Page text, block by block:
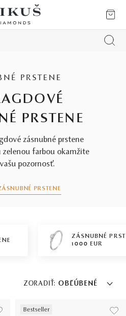
PRSTENE
PRSTENE
zásnubné prstene
farbou okamžite
pozornosť.
PRSTENE
ZÁSNUBNÉ
1000 EUR
ZORADIŤ: OBĽÚBENÉ
Bestseller